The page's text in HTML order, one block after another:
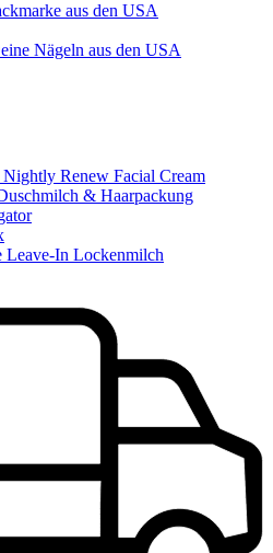
aus den USA
Nägeln aus den USA
Renew Facial Cream
& Haarpackung
In Lockenmilch